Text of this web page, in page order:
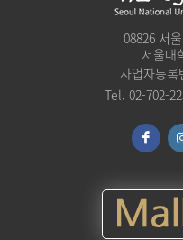
08826 서
서울대
사업자등
Tel. 02-702-